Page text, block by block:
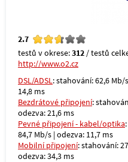
2.7
testů v okrese:312 / testů
http://www.o2.cz
DSL/ADSL: stahování: 62,6 Mb/
14,8 ms
Bezdrátové připojení:
odezva: 21,6 ms
Pevné připojení - kabel/optika
84,7 Mb/s | odezva: 11,7 ms
Mobilní připojení: stahování:
odezva: 34,3 ms